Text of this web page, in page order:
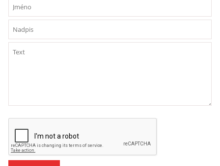
PÍSNĚ K TÉMATU LÉTO
BÁSNĚ K TÉMATU LÉTO
BÁSNĚ K TÉMATU PODZIM
POHYBOVÉ AKTIVITY NA TÉMA PODZIM